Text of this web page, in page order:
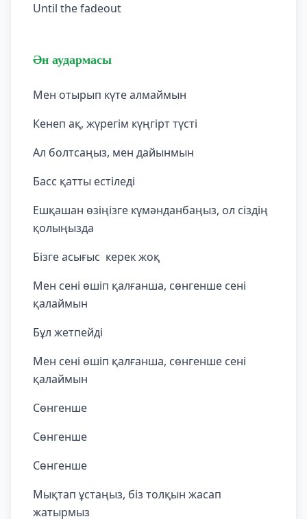
Until the fadeout
Ән аудармасы
Мен отырып күте алмаймын
Кенеп ақ, жүрегім күңгірт түсті
Ал болтсаңыз, мен дайынмын
Басс қатты естіледі
Ешқашан өзіңізге күмәнданбаңыз, ол сіздің
қолыңызда
Бізге асығыс керек жоқ
Мен сені өшіп қалғанша, сөнгенше сені
қалаймын
Бұл жетпейді
Мен сені өшіп қалғанша, сөнгенше сені
қалаймын
Сөнгенше
Сөнгенше
Сөнгенше
Мықтап ұстаңыз, біз толқын жасап
жатырмыз